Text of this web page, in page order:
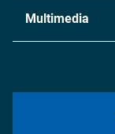
Metall
Energie
Multimedia